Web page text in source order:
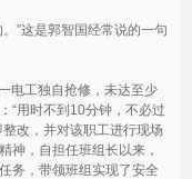
”这是郭智国经常说的一句
工独自抢修，未达至少
“用时不到10分钟，不必过
改，并对该职工进行现场
神，自担任班组长以来，
务，带领班组实现了安全